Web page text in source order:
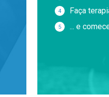
Faça
... e